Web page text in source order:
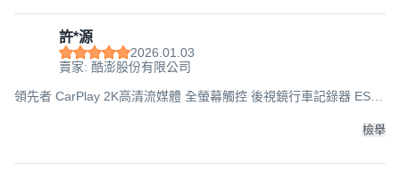
許*源
2026.01.03
賣家: 酷澎股份有限公司
領先者 CarPlay 2K高清流媒體 全螢幕觸控 後視鏡行車記錄器 ES-
檢舉